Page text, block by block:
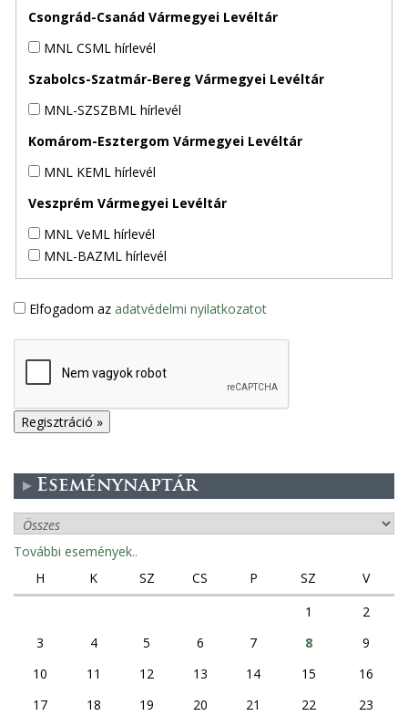
Csongrád-Csanád Vármegyei Levéltár
MNL CSML hírlevél
Szabolcs-Szatmár-Bereg Vármegyei Levéltár
MNL-SZSZBML hírlevél
Komárom-Esztergom Vármegyei Levéltár
MNL KEML hírlevél
Veszprém Vármegyei Levéltár
MNL VeML hírlevél
MNL-BAZML hírlevél
Elfogadom az adatvédelmi nyilatkozatot
Eseménynaptár
További események..
H
K SZ CS P SZ
V
1
2
3
4 5 6 7 8
9
10
11 12 13 14 15
16
17
18 19 20 21 22
23